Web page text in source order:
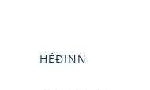
HÉÐINN